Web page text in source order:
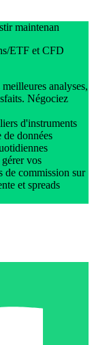
maintenan
ETF et CFD
analyses,
Négociez
d'instruments
de données
vos
de commission sur
et spreads